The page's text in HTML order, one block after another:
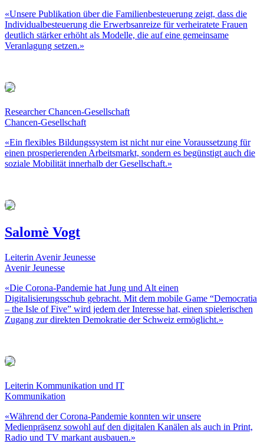
«Unsere Publikation über die Familienbesteuerung zeigt, dass die
Individualbesteuerung die Erwerbsanreize für verheiratete Frauen
deutlich stärker erhöht als Modelle, die auf eine gemeinsame
Veranlagung setzen.»
Researcher Chancen-Gesellschaft
Chancen-Gesellschaft
«Ein flexibles Bildungssystem ist nicht nur eine Voraussetzung für
einen prosperierenden Arbeitsmarkt, sondern es begünstigt auch die
soziale Mobilität innerhalb der Gesellschaft.»
Salomè Vogt
Leiterin Avenir Jeunesse
Avenir Jeunesse
«Die Corona-Pandemie hat Jung und Alt einen
Digitalisierungsschub gebracht. Mit dem mobile Game “Democratia
– the Isle of Five” wird jedem der Interesse hat, einen spielerischen
Zugang zur direkten Demokratie der Schweiz ermöglicht.»
Leiterin Kommunikation und IT
Kommunikation
«Während der Corona-Pandemie konnten wir unsere
Medienpräsenz sowohl auf den digitalen Kanälen als auch in Print,
Radio und TV markant ausbauen.»